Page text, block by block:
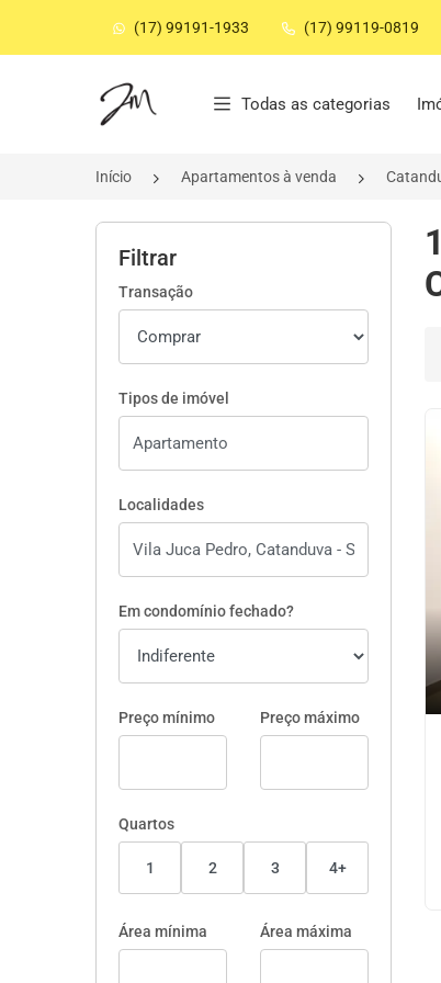
(17) 99191-1933 (17) 99119-0819
Página inicial
Todas as categorias
Início Apartamentos à venda
Filtrar
Transação
Tipos de imóvel
Localidades
Em condomínio fechado?
Preço mínimo Preço máximo
Quartos
1 2 3 4+
Área mínima Área máxima